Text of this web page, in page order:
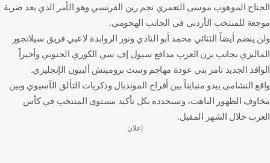
الجناح الموهوب موسى التعمري نجم رين الفرنسي وهو الأمر الذي يعد ضربة
موجعة للمنتخب الأردني في الجانب الهجومي.
ولن ينضم أيضاً الثنائي محمد أبو النادي ونور الروابدة لاعبي فريق سيلانجور
الماليزي بجانب يزن العرب مدافع سيول إف سي الكوري الجنوبي وأخيراً
الوافد الجديد تامر بني عودة مهاجم وست بروميتش ألبيون الإنجليزي.
واقع النشامى يبدو متبايناً بين أفراح المونديال وذكريات التألق الآسيوي وبين
مخاوف الظهور الباهت، وسيحدده بكل تأكيد مستوى المنتخب في كأس
العرب خلال الشهر المقبل.
إعلان